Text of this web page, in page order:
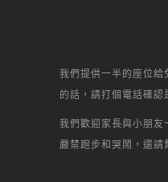
我們提供一半的座位給
的話，請打個電話確認
我們歡迎家長與小朋友
嚴禁跑步和哭鬧，還請